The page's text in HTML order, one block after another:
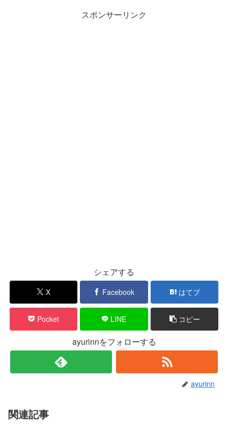
スポンサーリンク
シェアする
X Facebook はてブ
Pocket LINE コピー
ayurinnをフォローする
ayurinn
関連記事